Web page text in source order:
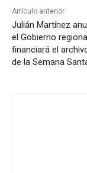
Artículo anterior
Julián Martínez
el Gobierno
financiará el
de la Semana